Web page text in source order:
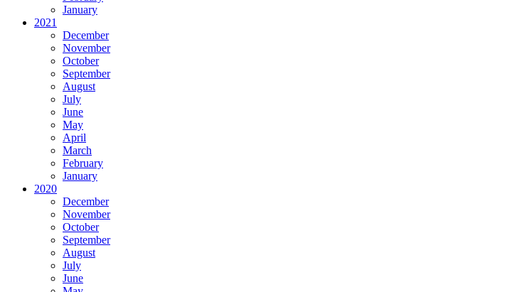
January
2021
December
November
October
September
August
July
June
May
April
March
February
January
2020
December
November
October
September
August
July
June